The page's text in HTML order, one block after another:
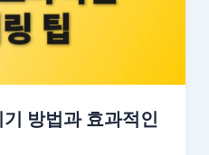
방법과 효과적인